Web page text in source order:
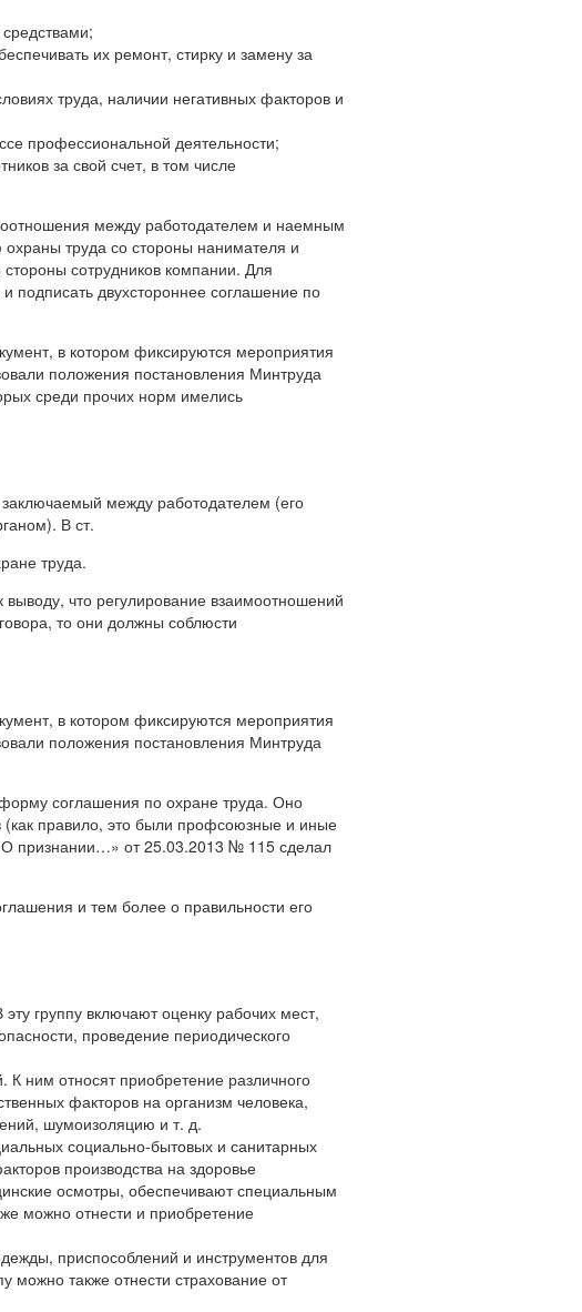
их ремонт, стирку и замену за
труда, наличии негативных факторов и
профессиональной деятельности;
за свой счет, в том числе
между работодателем и наемным
труда со стороны нанимателя и
сотрудников компании. Для
подписать двухстороннее соглашение по
в котором фиксируются мероприятия
положения постановления Минтруда
среди прочих норм имелись
между работодателем (его
В ст.
труда.
что регулирование взаимоотношений
то они должны соблюсти
в котором фиксируются мероприятия
положения постановления Минтруда
соглашения по охране труда. Оно
(как правило, это были профсоюзные и иные
признании…» от 25.03.2013 № 115 сделал
и тем более о правильности его
группу включают оценку рабочих мест,
проведение периодического
К ним относят приобретение различного
факторов на организм человека,
шумоизоляцию и т. д.
социально-бытовых и санитарных
производства на здоровье
осмотры, обеспечивают специальным
можно отнести и приобретение
приспособлений и инструментов для
можно также отнести страхование от